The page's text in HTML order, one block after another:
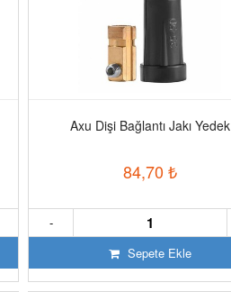
Axu Dişi Bağlantı Jakı Yedek
84,70 ₺
-
Sepete Ekle